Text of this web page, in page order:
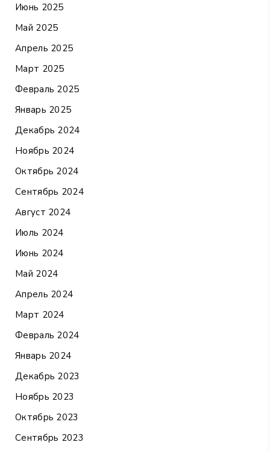
Июнь 2025
Май 2025
Апрель 2025
Март 2025
Февраль 2025
Январь 2025
Декабрь 2024
Ноябрь 2024
Октябрь 2024
Сентябрь 2024
Август 2024
Июль 2024
Июнь 2024
Май 2024
Апрель 2024
Март 2024
Февраль 2024
Январь 2024
Декабрь 2023
Ноябрь 2023
Октябрь 2023
Сентябрь 2023